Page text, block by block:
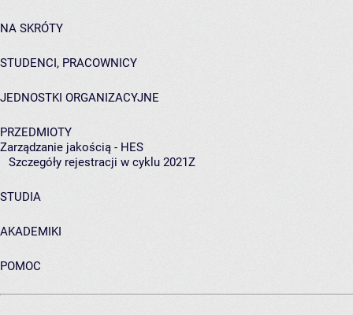
NA SKRÓTY
STUDENCI, PRACOWNICY
JEDNOSTKI ORGANIZACYJNE
PRZEDMIOTY
Zarządzanie jakością - HES
Szczegóły rejestracji w cyklu 2021Z
STUDIA
AKADEMIKI
POMOC